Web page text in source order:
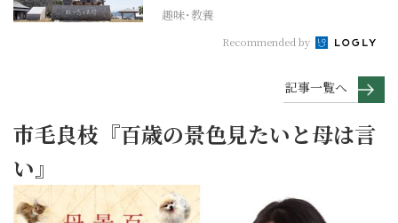
趣味･教養
Recommended by
記事一覧へ
市毛良枝『百歳の景色見たいと母は言
い』